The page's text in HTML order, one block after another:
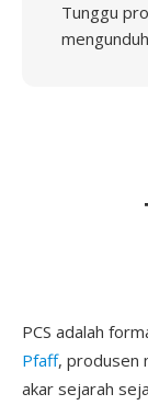
Tunggu
PCS adalah
Pfaff, produsen
akar sejarah